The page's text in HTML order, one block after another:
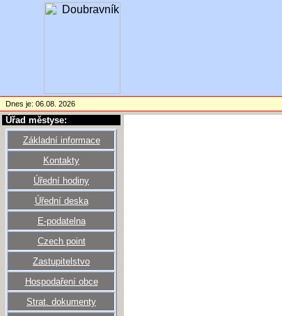
Dnes je: 06.08. 2026
Úřad městyse:
Základní informace
Kontakty
Úřední hodiny
Úřední deska
E-podatelna
Czech point
Zastupitelstvo
Hospodaření obce
Strat. dokumenty